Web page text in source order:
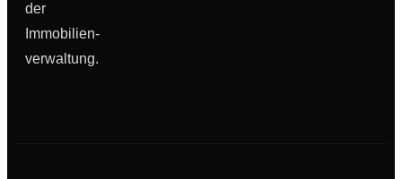
der
Immobilien­
verwaltung.